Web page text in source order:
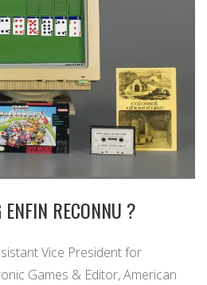
RECONNU ?
Vice President for
Games & Editor, American